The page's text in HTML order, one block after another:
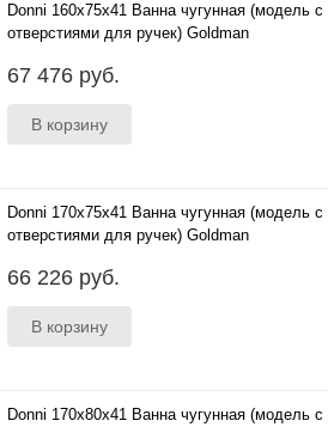
Donni 160x75x41 Ванна чугунная (модель с
отверстиями для ручек) Goldman
67 476 руб.
Donni 170x75x41 Ванна чугунная (модель с
отверстиями для ручек) Goldman
66 226 руб.
Donni 170x80x41 Ванна чугунная (модель с